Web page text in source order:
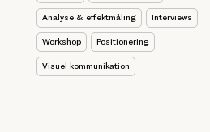
Analyse & effektmåling Interviews
Workshop Positionering
Visuel kommunikation